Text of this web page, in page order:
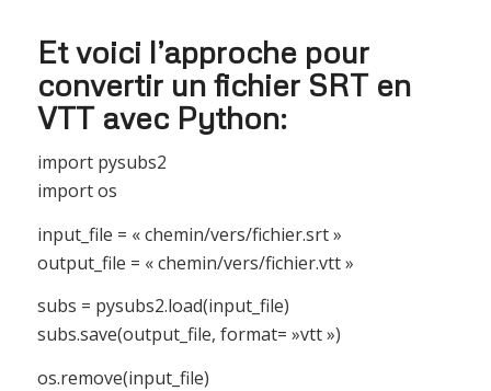
Et voici l’approche pour
convertir un fichier SRT en
VTT avec Python:
import pysubs2
import os
input_file = « chemin/vers/fichier.srt »
output_file = « chemin/vers/fichier.vtt »
subs = pysubs2.load(input_file)
subs.save(output_file, format= »vtt »)
os.remove(input_file)